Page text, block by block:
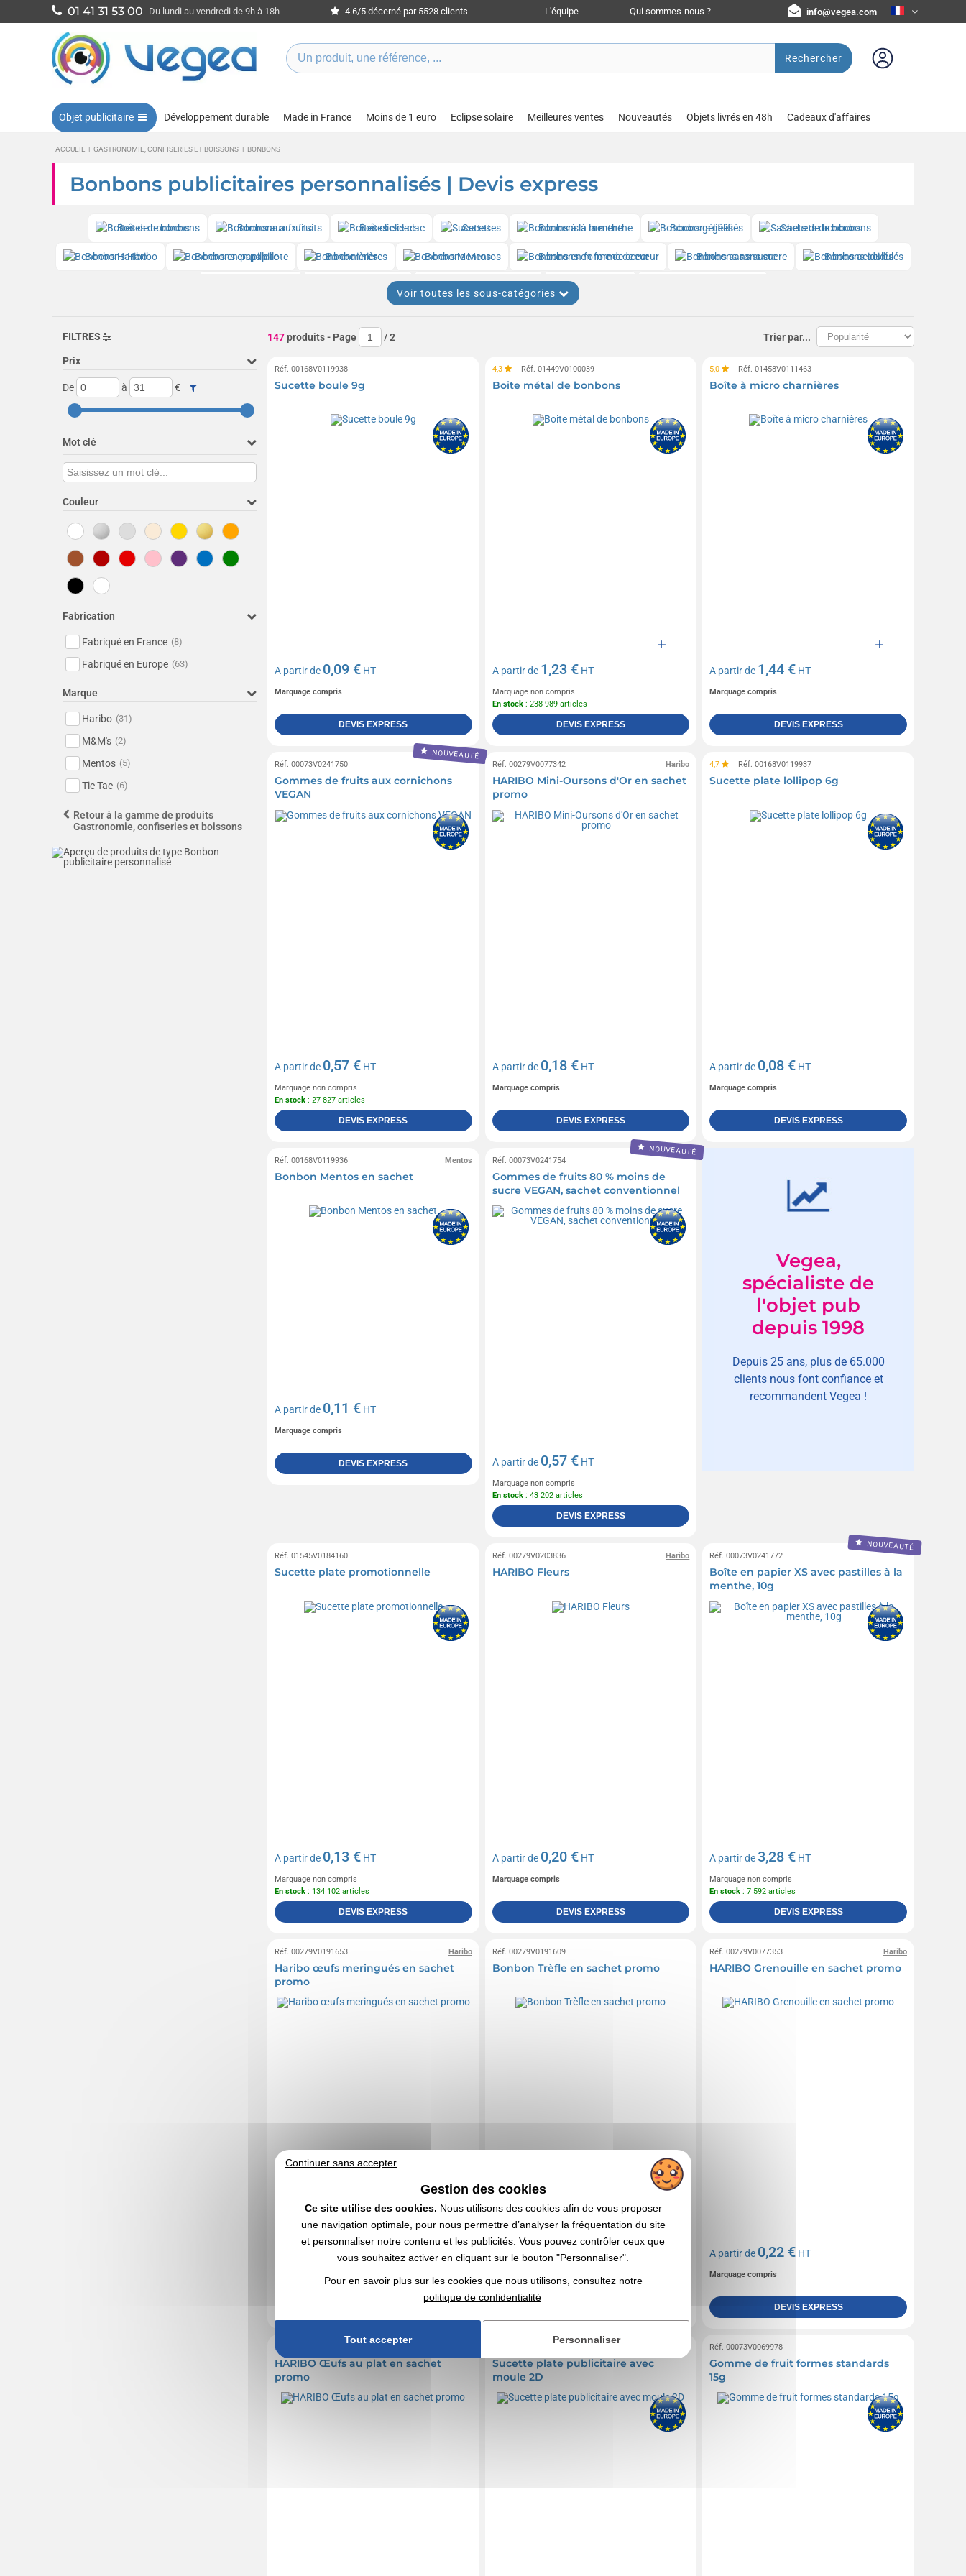
01 41 31 53 00 Du lundi au vendredi de 9h à 18h 4.6/5 décerné par 5528 clients L'équipe Qui sommes-nous ? info@vegea.com
Rechercher
Objet publicitaire Développement durable Made in France Moins de 1 euro Eclipse solaire Meilleures ventes Nouveautés Objets livrés en 48h Cadeaux d'affaires
ACCUEIL | GASTRONOMIE, CONFISERIES ET BOISSONS | BONBONS
Bonbons publicitaires personnalisés | Devis express
Boîtes de bonbons Bonbons aux fruits Boîtes clic-clac Sucettes Bonbons à la menthe Bonbons gélifiés Sachets de bonbons
Bonbons Haribo Bonbons en papillote Bonbonnières Bonbons Mentos Bonbons en forme de cœur Bonbons sans sucre Bonbons acidulés
Bonbons Tic Tac Bonbons Jelly Beans Bonbons bio
Voir toutes les sous-catégories
FILTRES
Prix
De à €
Mot clé
Couleur
Fabrication
Fabriqué en France (8)
Fabriqué en Europe (63)
Marque
Haribo (31)
M&M's (2)
Mentos (5)
Tic Tac (6)
Retour à la gamme de produits
Gastronomie, confiseries et boissons
147produits- Page /2 Trier par...
Réf. 00168V0119938
Sucette boule 9g
A partir de 0,09 € HT
Marquage compris
DEVIS EXPRESS
4,3 Réf. 01449V0100039
Boite métal de bonbons
A partir de 1,23 €HT
Marquage non compris
En stock: 238 989 articles
DEVIS EXPRESS
5,0 Réf. 01458V0111463
Boîte à micro charnières
A partir de 1,44 € HT
Marquage compris
DEVIS EXPRESS
NOUVEAUTÉ
Réf. 00073V0241750
Gommes de fruits aux cornichons
VEGAN
A partir de 0,57 € HT
Marquage non compris
En stock : 27 827 articles
DEVIS EXPRESS
Haribo
Réf. 00279V0077342
HARIBO Mini-Oursons d'Or en sachet
promo
A partir de 0,18 €HT
Marquage compris
DEVIS EXPRESS
4,7 Réf. 00168V0119937
Sucette plate lollipop 6g
A partir de 0,08 € HT
Marquage compris
DEVIS EXPRESS
Mentos
Réf. 00168V0119936
Bonbon Mentos en sachet
A partir de 0,11 € HT
Marquage compris
DEVIS EXPRESS
NOUVEAUTÉ
Réf. 00073V0241754
Gommes de fruits 80 % moins de
sucre VEGAN, sachet conventionnel
A partir de 0,57 €HT
Marquage non compris
En stock: 43 202 articles
DEVIS EXPRESS
Vegea,
spécialiste de
l'objet pub
depuis 1998
Depuis 25 ans, plus de 65.000
clients nous font confiance et
recommandent Vegea !
Réf. 01545V0184160
Sucette plate promotionnelle
A partir de 0,13 € HT
Marquage non compris
En stock : 134 102 articles
DEVIS EXPRESS
Haribo
Réf. 00279V0203836
HARIBO Fleurs
A partir de 0,20 €HT
Marquage compris
DEVIS EXPRESS
NOUVEAUTÉ
Réf. 00073V0241772
Boîte en papier XS avec pastilles à la
menthe, 10g
A partir de3,28 € HT
Marquage non compris
En stock : 7 592 articles
DEVIS EXPRESS
Haribo
Réf. 00279V0191653
Haribo œufs meringués en sachet
promo
0,20 €
Réf. 00279V0191609
Bonbon Trèfle en sachet promo
A partir de0,22 €
Haribo
Réf. 00279V0077353
HARIBO Grenouille en sachet promo
A partir de 0,22 € HT
Marquage compris
DEVIS EXPRESS
Réf. 00279V0191567
HARIBO Œufs au plat en sachet
promo
Sucette plate publicitaire avec
moule 2D
Réf. 00073V0069978
Gomme de fruit formes standards
15g
Continuer sans accepter
Gestion des cookies
Ce site utilise des cookies. Nous utilisons des cookies afin de vous proposer
une navigation optimale, pour nous permettre d’analyser la fréquentation du site
et personnaliser notre contenu et les publicités. Vous pouvez contrôler ceux que
vous souhaitez activer en cliquant sur le bouton "Personnaliser".
Pour en savoir plus sur les cookies que nous utilisons, consultez notre
politique de confidentialité
Tout accepter Personnaliser